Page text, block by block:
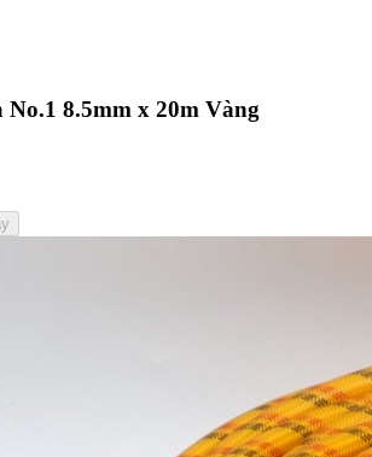
8.5mm x 20m Vàng